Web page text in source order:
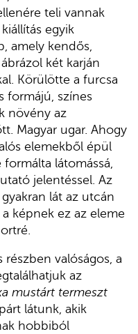
teli vannak
egyik
amely kendős,
két karján
Körülötte a furcsa
formájú, színes
növény az
Magyar ugar. Ahogy
elemekből épül
látomássá,
jelentéssel. Az
lát az utcán
képnek ez az eleme
valóságos, a
az
mustárt termeszt
látunk, akik
hobbiból